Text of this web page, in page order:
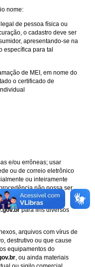
nome:
de pessoa física ou
o cadastro deve ser
apresentando-se na
específica para tal
de MEI, em nome do
o certificado de
e/ou errôneas; usar
ou de correio eletrônico
ou inteiramente
não possa ser
para fins diversos
arquivos com vírus de
destrutivo ou que cause
equipamentos do
, ou ainda materiais